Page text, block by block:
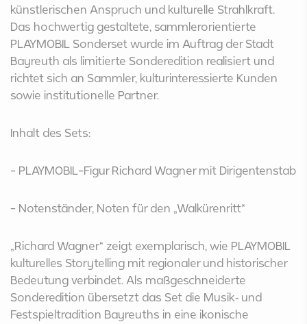
künstlerischen Anspruch und kulturelle Strahlkraft.
Das hochwertig gestaltete, sammlerorientierte
PLAYMOBIL Sonderset wurde im Auftrag der Stadt
Bayreuth als limitierte Sonderedition realisiert und
richtet sich an Sammler, kulturinteressierte Kunden
sowie institutionelle Partner.
Inhalt des Sets:
- PLAYMOBIL-Figur Richard Wagner mit Dirigentenstab
- Notenständer, Noten für den „Walkürenritt“
„Richard Wagner“ zeigt exemplarisch, wie PLAYMOBIL
kulturelles Storytelling mit regionaler und historischer
Bedeutung verbindet. Als maßgeschneiderte
Sonderedition übersetzt das Set die Musik‑ und
Festspieltradition Bayreuths in eine ikonische